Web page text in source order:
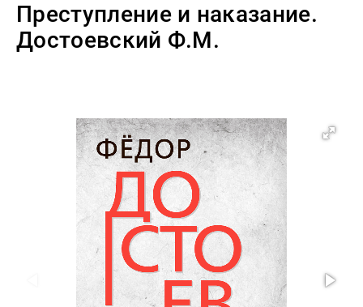
Преступление и наказание.
Достоевский Ф.М.
история
Экономика
Учебная
литература
будущего
Публицистика
непознанное